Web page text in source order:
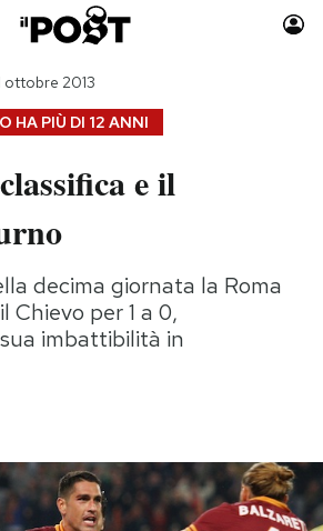
Auto
Moda
Storie/Idee
Ok Boomer!
Media
HA PIÙ DI 12 ANNI
ottobre 2013
e il
decima giornata la Roma
Chievo per 1 a 0,
imbattibilità in